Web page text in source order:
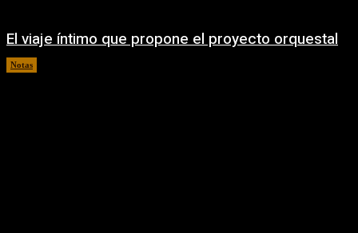
El viaje íntimo que propone el proyecto orquestal
Notas